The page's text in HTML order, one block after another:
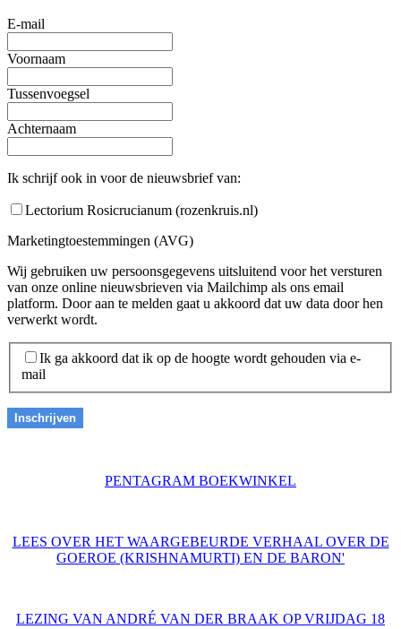
E-mail
Voornaam
Tussenvoegsel
Achternaam
Ik schrijf ook in voor de nieuwsbrief van:
Lectorium Rosicrucianum (rozenkruis.nl)
Marketingtoestemmingen (AVG)
Wij gebruiken uw persoonsgegevens uitsluitend voor het versturen
van onze online nieuwsbrieven via Mailchimp als ons email
platform. Door aan te melden gaat u akkoord dat uw data door hen
verwerkt wordt.
Ik ga akkoord dat ik op de hoogte wordt gehouden via e-
mail
PENTAGRAM BOEKWINKEL
LEES OVER HET WAARGEBEURDE VERHAAL OVER DE
GOEROE (KRISHNAMURTI) EN DE BARON'
LEZING VAN ANDRÉ VAN DER BRAAK OP VRIJDAG 18